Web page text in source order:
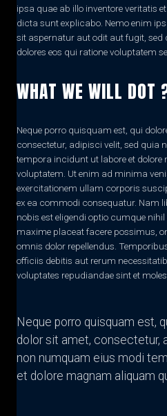
ipsa quae ab illo inventore veritatis
dicta sunt explicabo. Nemo enim
sit aspernatur aut odit aut fugit,
dolores eos qui ratione voluptatem
WHAT WE WILL DOT
Neque porro quisquam est, qui
consectetur, adipisci velit, sed quia
tempora incidunt ut labore et
voluptatem. Ut enim ad minima
exercitationem ullam corporis
ex ea commodi consequatur. Nam
nobis est eligendi optio cumque
maxime placeat facere possimus,
omnis dolor repellendus.
officiis debitis aut rerum
voluptates repudiandae sint et
Neque porro quisquam est,
dolor sit amet, consectetur,
non numquam eius modi
et dolore magnam aliquam